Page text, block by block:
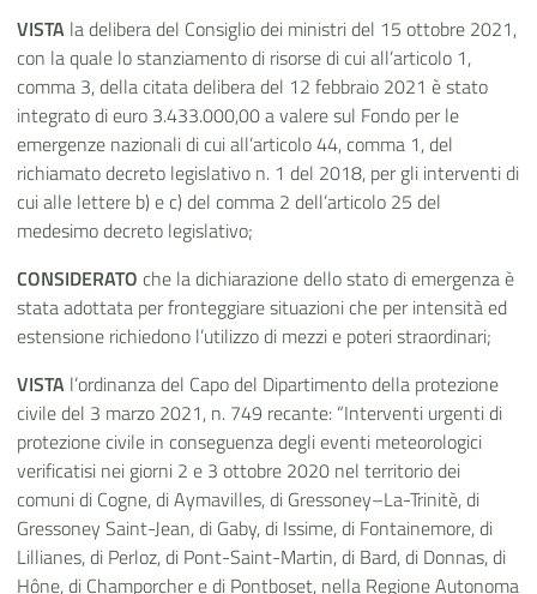
VISTA la delibera del Consiglio dei ministri del 15 ottobre 2021,
con la quale lo stanziamento di risorse di cui all’articolo 1,
comma 3, della citata delibera del 12 febbraio 2021 è stato
integrato di euro 3.433.000,00 a valere sul Fondo per le
emergenze nazionali di cui all’articolo 44, comma 1, del
richiamato decreto legislativo n. 1 del 2018, per gli interventi di
cui alle lettere b) e c) del comma 2 dell’articolo 25 del
medesimo decreto legislativo;
CONSIDERATO che la dichiarazione dello stato di emergenza è
stata adottata per fronteggiare situazioni che per intensità ed
estensione richiedono l’utilizzo di mezzi e poteri straordinari;
VISTA l’ordinanza del Capo del Dipartimento della protezione
civiledel 3 marzo 2021, n. 749 recante: “Interventi urgenti di
protezione civile in conseguenza degli eventi meteorologici
verificatisi nei giorni 2 e 3 ottobre 2020 nel territorio dei
comuni di Cogne, di Aymavilles, di Gressoney–La-Trinitè, di
Gressoney Saint-Jean, di Gaby, di Issime, di Fontainemore, di
Lillianes, di Perloz, di Pont-Saint-Martin, di Bard, di Donnas, di
Hône, di Champorcher e di Pontboset, nella Regione Autonoma